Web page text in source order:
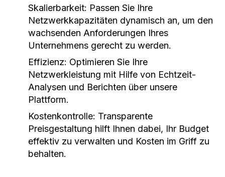
Skalierbarkeit: Passen Sie Ihre
Netzwerkkapazitäten dynamisch an, um den
wachsenden Anforderungen Ihres
Unternehmens gerecht zu werden.
Effizienz: Optimieren Sie Ihre
Netzwerkleistung mit Hilfe von Echtzeit-
Analysen und Berichten über unsere
Plattform.
Kostenkontrolle: Transparente
Preisgestaltung hilft Ihnen dabei, Ihr Budget
effektiv zu verwalten und Kosten im Griff zu
behalten.